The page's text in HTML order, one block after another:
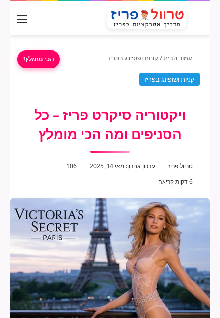
חפש עבור
עמוד הבית/ קניות ושופינג בפריז
קניות ושופינג בפריז
ויקטוריה סיקרט פריז – כל
הסניפים ומה הכי מומלץ
טרוול פריז
Send
עדכון אחרון: מאי 14, 2025
106
הכי מומלץ!